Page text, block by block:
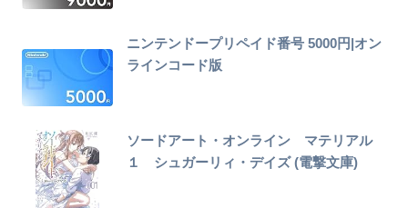
ニンテンドープリペイド番号 5000円|オン
ラインコード版
ソードアート・オンライン マテリアル
１ シュガーリィ・デイズ (電撃文庫)